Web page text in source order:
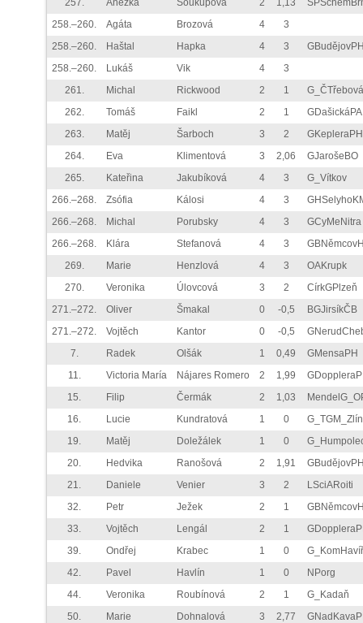
257.
Anežka Soukupová 2 1,13
258.–260.
Agáta Brozová 4
3
258.–260.
Haštal Hapka 4 3
258.–260.
Lukáš Vik 4
3
261.
Michal Rickwood 2 1
G_ČTřebová
262.
Tomáš Faikl 2 1
GDašickáPA
263.
Matěj Šarboch 3 2
GKepleraPH
264.
Eva Klimentová 3 2,06
GJarošeBO
265.
Kateřina Jakubíková 4 3
G_Vítkov
266.–268.
Zsófia Kálosi 4 3
266.–268.
Michal Porubsky 4 3
GCyMeNitra
266.–268.
Klára Stefanová 4 3
269.
Marie Henzlová 4 3
OAKrupk
270.
Veronika Úlovcová 3 2
CírkGPlzeň
271.–272.
Oliver Šmakal 0 -0,5
BGJirsíkČB
271.–272.
Vojtěch Kantor 0 -0,5
7.
Radek Olšák 1 0,49
GMensaPH
11.
Victoria María Nájares Romero 2 1,99
15.
Filip Čermák 2 1,03
16.
Lucie Kundratová 1 0
G_TGM_Zlín
19.
Matěj Doležálek 1 0
20.
Hedvika Ranošová 2 1,91
21.
Daniele Venier 3 2
LSciARoiti
32.
Petr Ježek 2 1
33.
Vojtěch Lengál 2 1
39.
Ondřej Krabec 1 0
G_KomHavíř
42.
Pavel Havlín 1 0
NPorg
44.
Veronika Roubínová 2 1
G_Kadaň
50.
Marie Dohnalová 3 2,77